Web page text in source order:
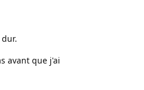
avant que j'ai